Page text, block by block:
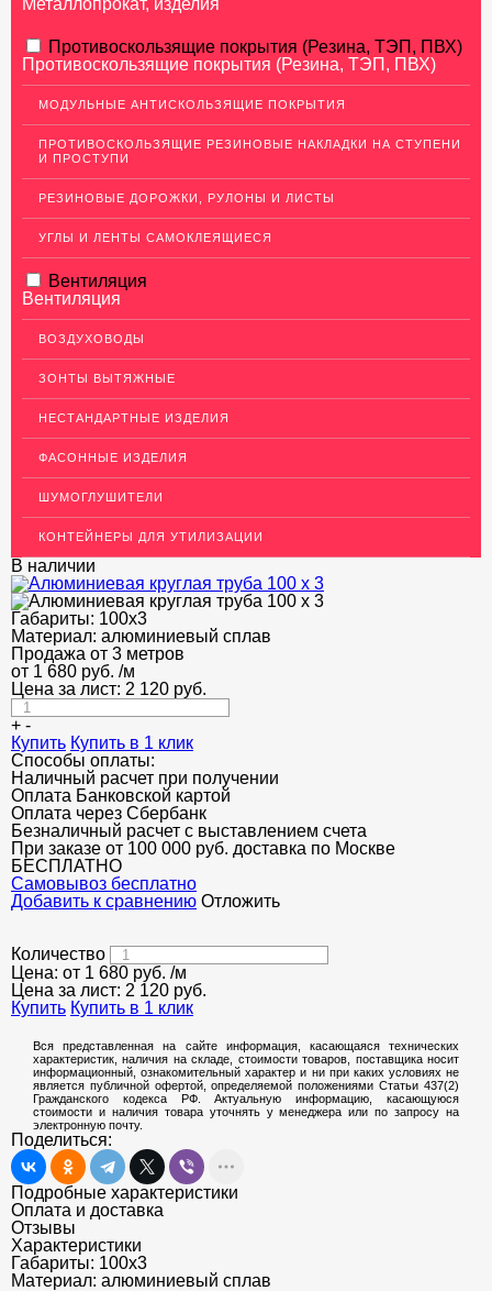
Металлопрокат, изделия
АЛЮМИНИЕВЫЙ ПРОКАТ
Перфорированный лист
Алюминиевые листы
Гладкие алюминиевые листы
Рифленые алюминиевые листы
Алюминиевые профили
Алюминиевые трубы
Профиль для гипсокартона, МДФ, панелей
ЭЛЕКТРОДЫ
ДЕКОРАТИВНЫЙ УГОЛОК
МЕТАЛЛИЧЕСКИЕ ПОРОГИ НАПОЛЬНЫЕ (ДЛЯ ПОЛА),
РАСКЛАДКА, ПЛИНТУС
АКЦИИ
НЕДОРОГОЙ МЕТАЛЛОПРОКАТ
Противоскользящие покрытия (Резина, ТЭП, ПВХ)
Противоскользящие покрытия (Резина, ТЭП, ПВХ)
МОДУЛЬНЫЕ АНТИСКОЛЬЗЯЩИЕ ПОКРЫТИЯ
ПРОТИВОСКОЛЬЗЯЩИЕ РЕЗИНОВЫЕ НАКЛАДКИ НА СТУПЕНИ
И ПРОСТУПИ
РЕЗИНОВЫЕ ДОРОЖКИ, РУЛОНЫ И ЛИСТЫ
УГЛЫ И ЛЕНТЫ САМОКЛЕЯЩИЕСЯ
Вентиляция
Вентиляция
ВОЗДУХОВОДЫ
ЗОНТЫ ВЫТЯЖНЫЕ
НЕСТАНДАРТНЫЕ ИЗДЕЛИЯ
ФАСОННЫЕ ИЗДЕЛИЯ
ШУМОГЛУШИТЕЛИ
КОНТЕЙНЕРЫ ДЛЯ УТИЛИЗАЦИИ
В наличии
Габариты: 100х3
Материал: алюминиевый сплав
Продажа от 3 метров
от 1 680 руб. /м
Цена за лист: 2 120 руб.
+ -
Купить Купить в 1 клик
Способы оплаты:
Наличный расчет при получении
Оплата Банковской картой
Оплата через Сбербанк
Безналичный расчет с выставлением счета
При заказе от 100 000 руб. доставка по Москве
БЕСПЛАТНО
Cамовывоз бесплатно
Добавить к сравнению Отложить
Количество
Цена: от 1 680 руб. /м
Цена за лист: 2 120 руб.
Купить Купить в 1 клик
Вся представленная на сайте информация, касающаяся технических
характеристик, наличия на складе, стоимости товаров, поставщика носит
информационный, ознакомительный характер и ни при каких условиях не
является публичной офертой, определяемой положениями Статьи 437(2)
Гражданского кодекса РФ. Актуальную информацию, касающуюся
стоимости и наличия товара уточнять у менеджера или по запросу на
электронную почту.
Поделиться:
Подробные характеристики
Оплата и доставка
Отзывы
Характеристики
Габариты: 100х3
Материал: алюминиевый сплав